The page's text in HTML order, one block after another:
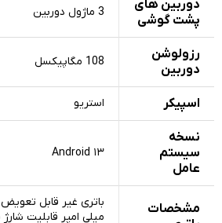
دوربین های
پشت گوشی
3 ماژول دوربین
رزولوشن
دوربین
108 مگاپیکسل
اسپیکر استریو
نسخه
سیستم
عامل
Android ۱۳
مشخصات